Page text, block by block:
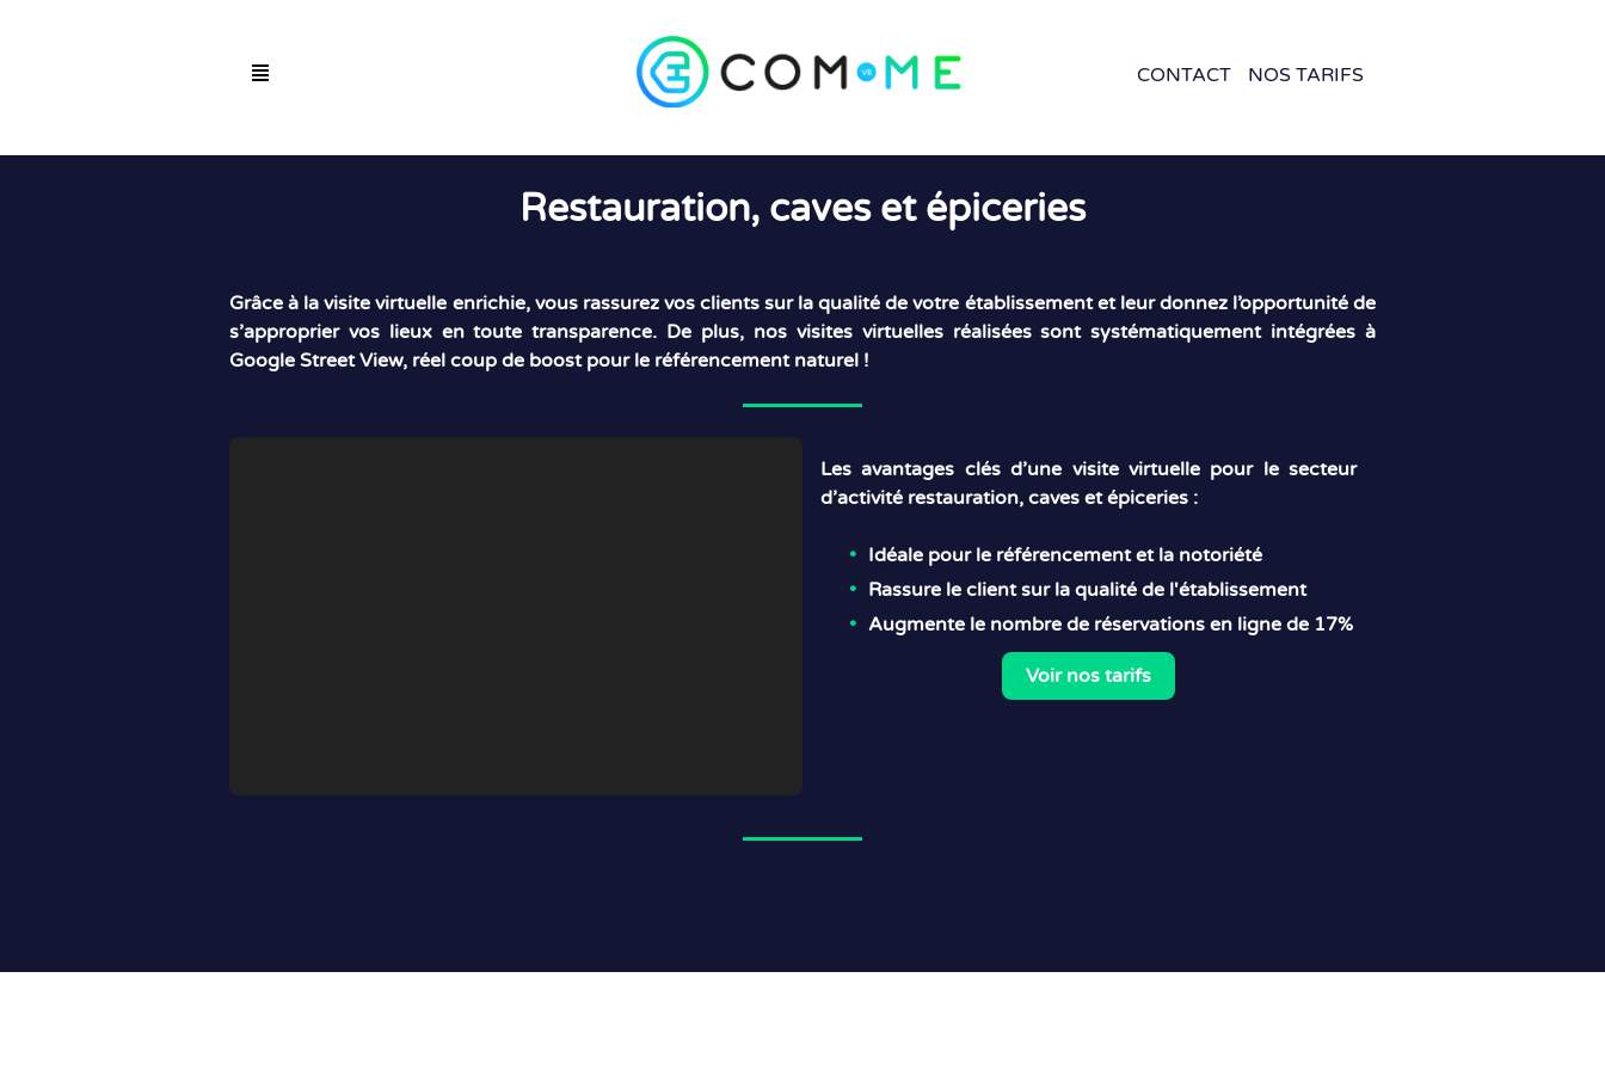
CONTACT NOS TARIFS
Restauration, caves et épiceries
Grâce à la visite virtuelle enrichie, vous rassurez vos clients sur la qualité de votre établissement et leur donnez l’opportunité de
s’approprier vos lieux en toute transparence. De plus, nos visites virtuelles réalisées sont systématiquement intégrées à
Google Street View, réel coup de boost pour le référencement naturel !
Les avantages clés d’une visite virtuelle pour le secteur
d’activité restauration, caves et épiceries :
Idéale pour le référencement et la notoriété
Rassure le client sur la qualité de l'établissement
Augmente le nombre de réservations en ligne de 17%
Voir nos tarifs